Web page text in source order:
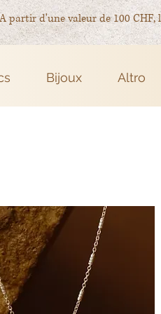
A partir d'une valeur de 100
Bijoux Altro